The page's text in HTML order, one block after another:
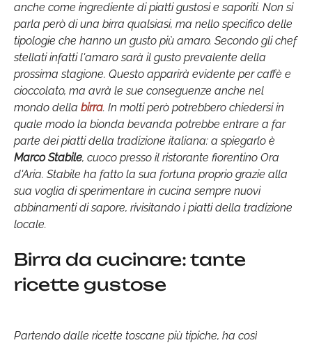
anche come ingrediente di piatti gustosi e saporiti. Non si
parla però di una birra qualsiasi, ma nello specifico delle
tipologie che hanno un gusto più amaro. Secondo gli chef
stellati infatti l'amaro sarà il gusto prevalente della
prossima stagione. Questo apparirà evidente per caffè e
cioccolato, ma avrà le sue conseguenze anche nel
mondo della birra. In molti però potrebbero chiedersi in
quale modo la bionda bevanda potrebbe entrare a far
parte dei piatti della tradizione italiana: a spiegarlo è
Marco Stabile, cuoco presso il ristorante fiorentino Ora
d'Aria. Stabile ha fatto la sua fortuna proprio grazie alla
sua voglia di sperimentare in cucina sempre nuovi
abbinamenti di sapore, rivisitando i piatti della tradizione
locale.
Birra da cucinare: tante
ricette gustose
Partendo dalle ricette toscane più tipiche, ha così